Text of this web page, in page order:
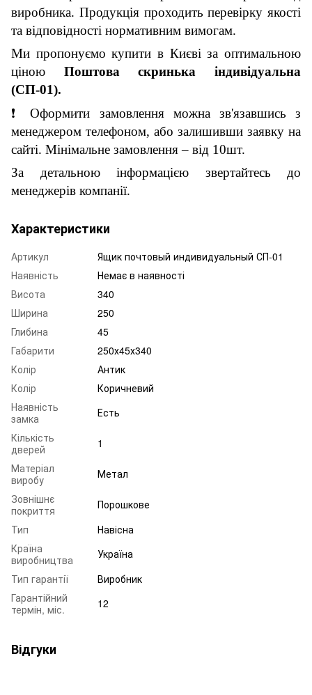
виробника. Продукція проходить перевірку якості
та відповідності нормативним вимогам.
Ми пропонуємо купити в Києві за оптимальною
ціною Поштова скринька індивідуальна
(СП-01).
❗
Оформити замовлення можна зв'язавшись з
менеджером телефоном, або залишивши заявку на
сайті. Мінімальне замовлення – від 10шт.
За детальною інформацією звертайтесь до
менеджерів компанії.
Характеристики
Артикул
Ящик почтовый индивидуальный СП-01
Наявність
Немає в наявності
Висота
340
Ширина
250
Глибина
45
Габарити
250х45х340
Колір
Антик
Колір
Коричневий
Наявність
замка
Есть
Кількість
дверей
1
Матеріал
виробу
Метал
Зовнішнє
покриття
Порошкове
Тип
Навісна
Країна
виробництва
Україна
Тип гарантії
Виробник
Гарантійний
термін, міс.
12
Відгуки